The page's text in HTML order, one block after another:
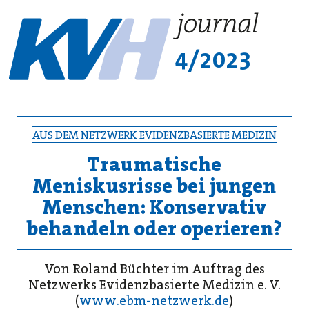
4/2023
Traumatische
Meniskusrisse bei jungen
Menschen: Konservativ
behandeln oder operieren?
AUS DEM NETZWERK EVIDENZBASIERTE MEDIZIN
Von Roland Büchter im Auftrag des
Netzwerks Evidenzbasierte Medizin e. V.
(www.ebm-netzwerk.de)